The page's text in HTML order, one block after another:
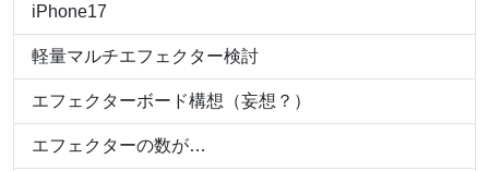
iPhone17
軽量マルチエフェクター検討
エフェクターボード構想（妄想？）
エフェクターの数が…